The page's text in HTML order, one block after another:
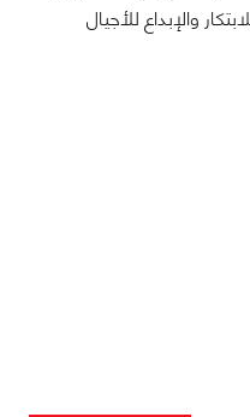
والإبداع للأجيال